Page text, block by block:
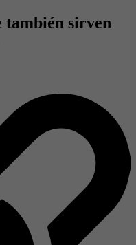
también sirven